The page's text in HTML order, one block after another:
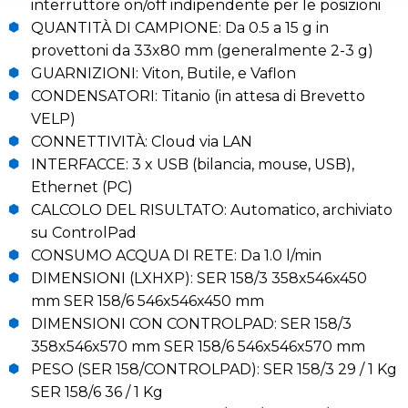
interruttore on/off indipendente per le posizioni
QUANTITÀ DI CAMPIONE: Da 0.5 a 15 g in
provettoni da 33x80 mm (generalmente 2-3 g)
GUARNIZIONI: Viton, Butile, e Vaflon
CONDENSATORI: Titanio (in attesa di Brevetto
VELP)
CONNETTIVITÀ: Cloud via LAN
INTERFACCE: 3 x USB (bilancia, mouse, USB),
Ethernet (PC)
CALCOLO DEL RISULTATO: Automatico, archiviato
su ControlPad
CONSUMO ACQUA DI RETE: Da 1.0 l/min
DIMENSIONI (LXHXP): SER 158/3 358x546x450
mm SER 158/6 546x546x450 mm
DIMENSIONI CON CONTROLPAD: SER 158/3
358x546x570 mm SER 158/6 546x546x570 mm
PESO (SER 158/CONTROLPAD): SER 158/3 29 / 1 Kg
SER 158/6 36 / 1 Kg